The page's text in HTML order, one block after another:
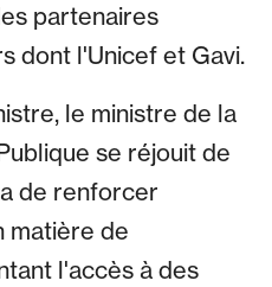
partenaires
dont l'Unicef et Gavi.
le ministre de la
se réjouit de
de renforcer
matière de
l'accès à des